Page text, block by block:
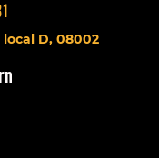
local D, 08002